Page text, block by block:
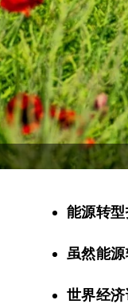
能源转
虽然能
世界经